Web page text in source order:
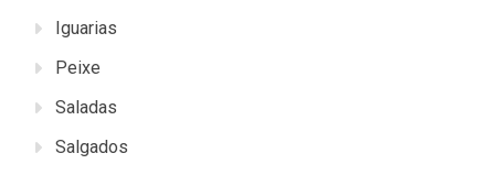
Iguarias
Peixe
Saladas
Salgados